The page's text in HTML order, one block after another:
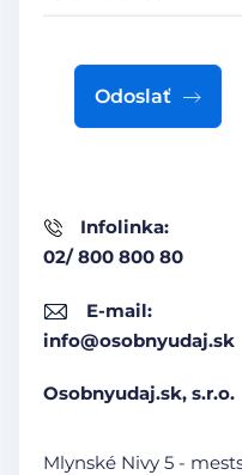
Infolinka:
02/ 800 800 80
E-mail:
info@osobnyudaj.sk
Osobnyudaj.sk, s.r.o.
Mlynské Nivy 5 -
Odoslať